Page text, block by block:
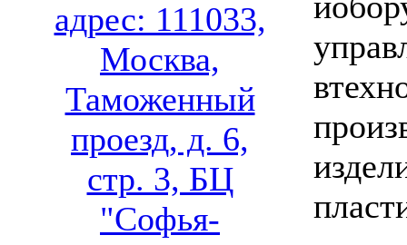
адрес: 111033,
Москва,
Таможенный
проезд, д. 6,
стр. 3, БЦ
"Софья-